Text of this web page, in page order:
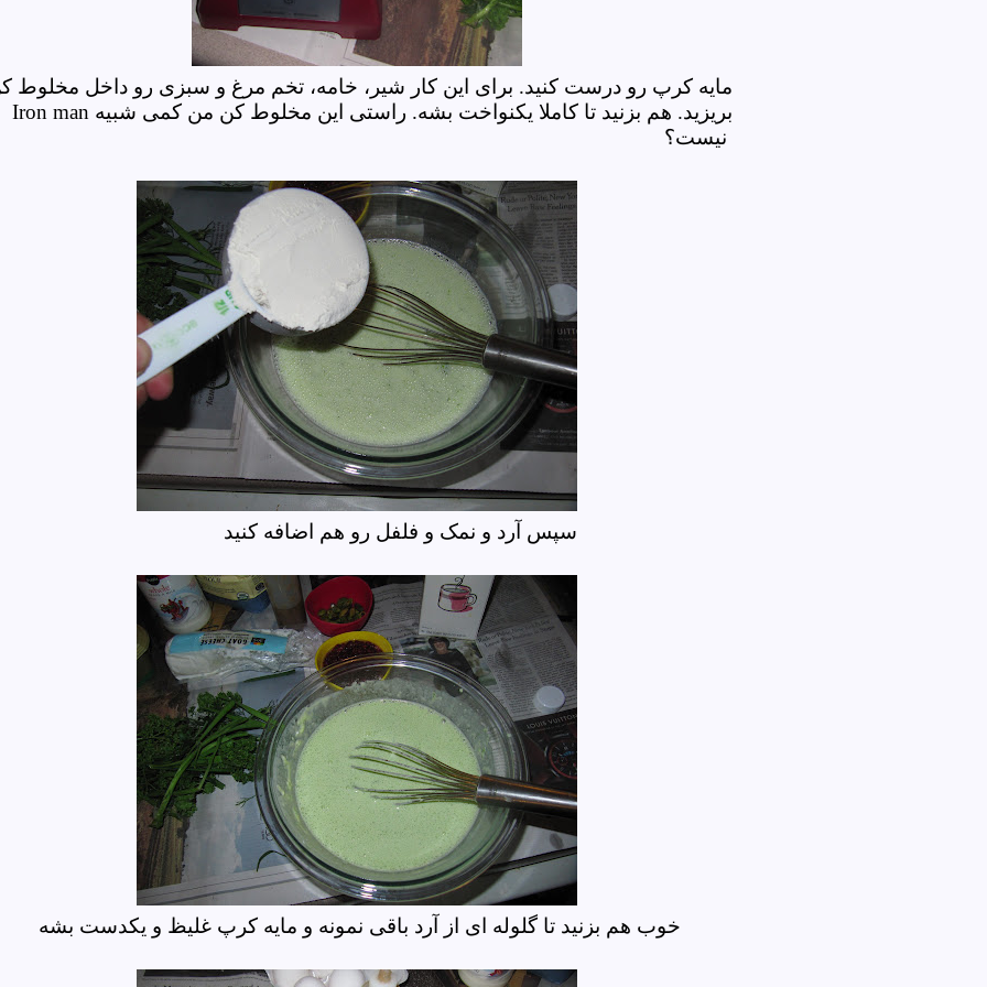
مایه کرپ رو درست کنید. برای این کار شیر، خامه، تخم مرغ و سبزی رو داخل مخلوط
بریزید. هم بزنید تا کاملا یکنواخت بشه. راستی این مخلوط کن من کمی شبیه Iron man
نیست؟
سپس آرد و نمک و فلفل رو هم اضافه کنید
خوب هم بزنید تا گلوله ای از آرد باقی نمونه و مایه کرپ غلیظ و یکدست بشه